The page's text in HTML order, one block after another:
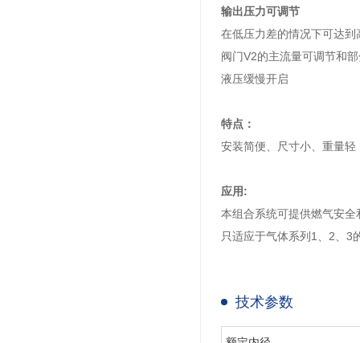
输出压力可调节
在低压力差的情况下可达到
阀门V2的主流量可调节和
液压缓慢开启
特点：
安装简便、尺寸小、重量轻
应用:
本组合系统可提供燃气安
只适应于气体系列1、2、3
技术参数